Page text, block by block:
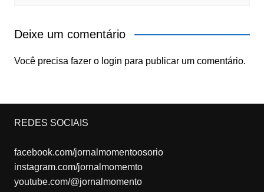
Deixe um comentário
Você precisa fazer o login para publicar um comentário.
REDES SOCIAIS
facebook.com/jornalmomentoosorio
instagram.com/jornalmomemto
youtube.com/@jornalmomento